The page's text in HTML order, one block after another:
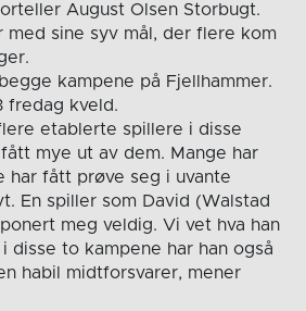
August Olsen Storbugt.
med sine syv mål, der flere kom
kampene på Fjellhammer.
fredag kveld.
etablerte spillere i disse
mye ut av dem. Mange har
har fått prøve seg i uvante
En spiller som David (Walstad
meg veldig. Vi vet hva han
disse to kampene har han også
habil midtforsvarer, mener